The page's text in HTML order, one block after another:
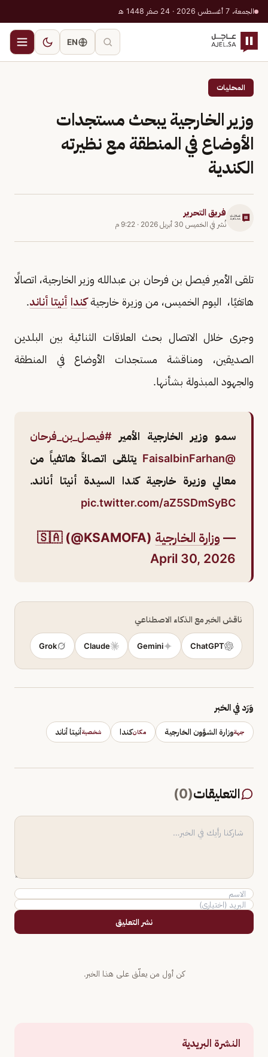
الجمعة، 7 أغسطس 2026 · 24 صفر 1448 هـ
EN
المحليات
وزير الخارجية يبحث مستجدات
الأوضاع في المنطقة مع نظيرته
الكندية
فريق التحرير
نُشر في الخميس 30 أبريل 2026 · 9:22 م
تلقى الأمير فيصل بن فرحان بن عبدالله وزير الخارجية، اتصالًا
هاتفيًا، اليوم الخميس، من وزيرة خارجيةكندا أنيتا أناند.
وجرى خلال الاتصال بحث العلاقات الثنائية بين البلدين
الصديقين، ومناقشة مستجدات الأوضاع في المنطقة
والجهود المبذولة بشأنها.
سمو وزير الخارجية الأمير #فيصل_بن_فرحان
@FaisalbinFarhan
يتلقى اتصالاً هاتفياً من
معالي وزيرة خارجية كندا السيدة أنيتا أناند.
pic.twitter.com/aZ5SDmSyBC
— وزارة الخارجية
April 30, 2026
ناقش الخبر مع الذكاء الاصطناعي
ChatGPT
Gemini
Claude
Grok
وَرَد في الخبر
جهةوزارة الشؤون الخارجية مكانكندا شخصيةأنيتا أناند
التعليقات(
0
)
نشر التعليق
كن أول من يعلّق على هذا الخبر.
النشرة البريدية